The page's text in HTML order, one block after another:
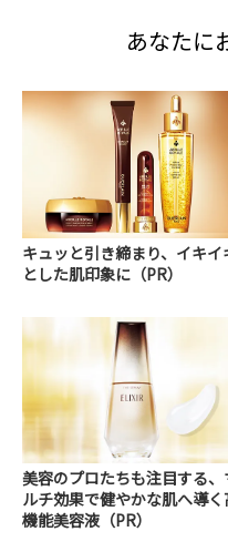
あなたに
キュッと引き締まり、イキイ
とした肌印象に（PR）
美容のプロたちも注目する、
ルチ効果で健やかな肌へ導く
機能美容液（PR）